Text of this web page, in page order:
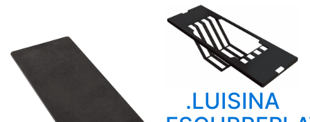
.LUISINA